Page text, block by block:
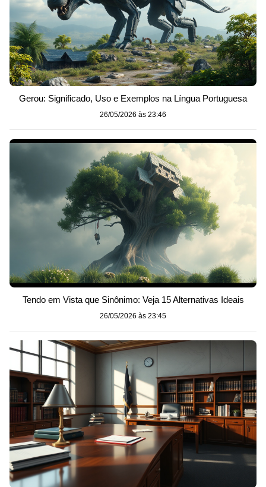
Gerou: Significado, Uso e Exemplos na Língua Portuguesa
26/05/2026 às 23:46
Tendo em Vista que Sinônimo: Veja 15 Alternativas Ideais
26/05/2026 às 23:45